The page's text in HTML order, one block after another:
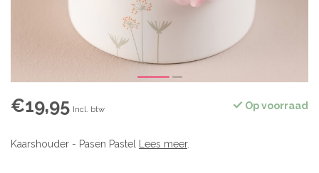
€19,95 Incl. btw Op voorraad
Kaarshouder - Pasen Pastel Lees meer.